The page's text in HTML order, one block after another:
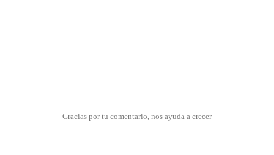
Gracias por tu comentario, nos ayuda a crecer